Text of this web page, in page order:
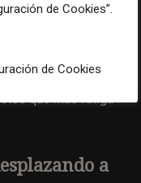
porcentaje del 38%.
(58%),
que más fatiga
a
de Cookies”.
de Cookies